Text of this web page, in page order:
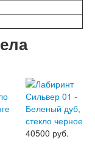
40500 руб.